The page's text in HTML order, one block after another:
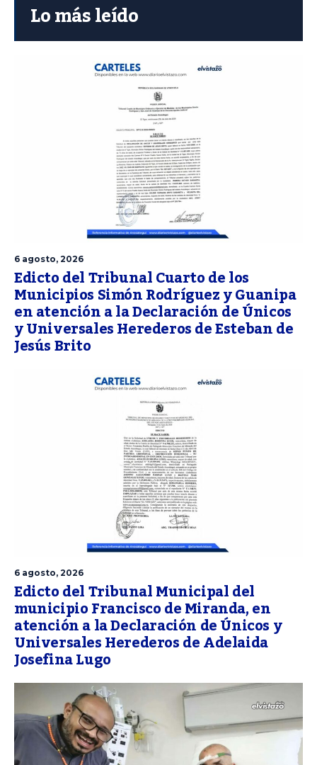
Lo más leído
6 agosto, 2026
Edicto del Tribunal Cuarto de los
Municipios Simón Rodríguez y Guanipa
en atención a la Declaración de Únicos
y Universales Herederos de Esteban de
Jesús Brito
6 agosto, 2026
Edicto del Tribunal Municipal del
municipio Francisco de Miranda, en
atención a la Declaración de Únicos y
Universales Herederos de Adelaida
Josefina Lugo